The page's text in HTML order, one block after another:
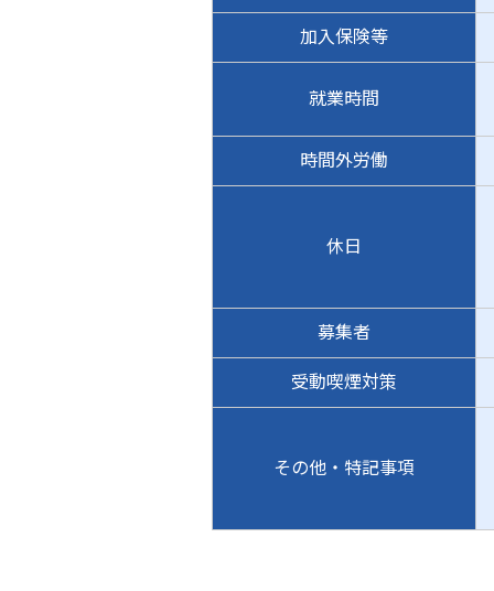
加入保険等
就業時間
時間外労働
休日
募集者
受動喫煙対策
その他・特記事項